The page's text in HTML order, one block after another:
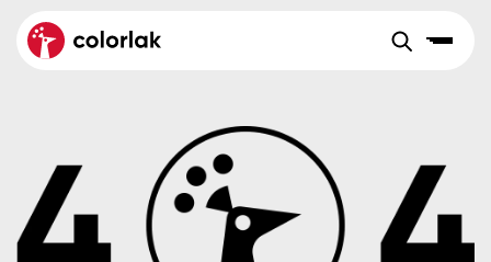
Velkoobchod Sortiment
Aktuality
Reference Dřevo
Colorlak Dekor
Colorlak Profi